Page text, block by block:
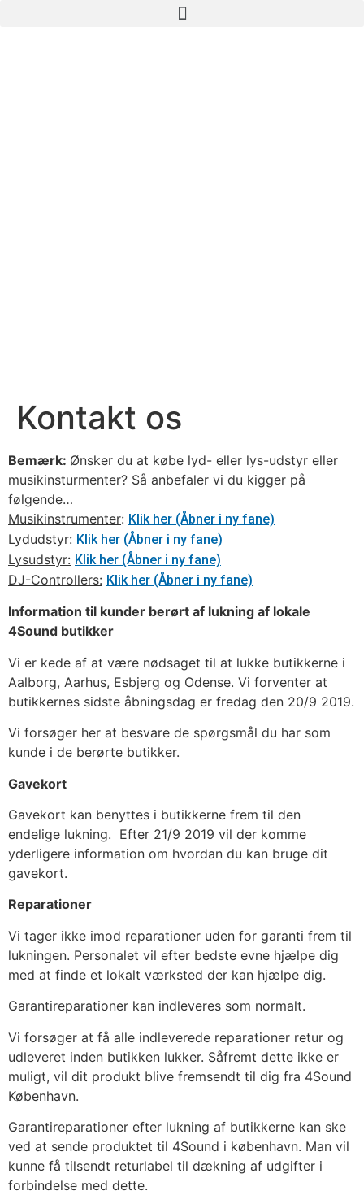
Kontakt os
Bemærk: Ønsker du at købe lyd- eller lys-udstyr eller
musikinsturmenter? Så anbefaler vi du kigger på
følgende…
Musikinstrumenter: Klik her (Åbner i ny fane)
Lydudstyr: Klik her (Åbner i ny fane)
Lysudstyr: Klik her (Åbner i ny fane)
DJ-Controllers: Klik her (Åbner i ny fane)
Information til kunder berørt af lukning af lokale
4Sound butikker
Vi er kede af at være nødsaget til at lukke butikkerne i
Aalborg, Aarhus, Esbjerg og Odense. Vi forventer at
butikkernes sidste åbningsdag er fredag den 20/9 2019.
Vi forsøger her at besvare de spørgsmål du har som
kunde i de berørte butikker.
Gavekort
Gavekort kan benyttes i butikkerne frem til den
endelige lukning. Efter 21/9 2019 vil der komme
yderligere information om hvordan du kan bruge dit
gavekort.
Reparationer
Vi tager ikke imod reparationer uden for garanti frem til
lukningen. Personalet vil efter bedste evne hjælpe dig
med at finde et lokalt værksted der kan hjælpe dig.
Garantireparationer kan indleveres som normalt.
Vi forsøger at få alle indleverede reparationer retur og
udleveret inden butikken lukker. Såfremt dette ikke er
muligt, vil dit produkt blive fremsendt til dig fra 4Sound
København.
Garantireparationer efter lukning af butikkerne kan ske
ved at sende produktet til 4Sound i københavn. Man vil
kunne få tilsendt returlabel til dækning af udgifter i
forbindelse med dette.